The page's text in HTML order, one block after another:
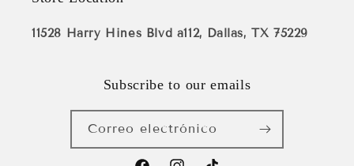
11528 Harry Hines Blvd a112, Dallas, TX 75229
Subscribe to our emails
Correo electrónico